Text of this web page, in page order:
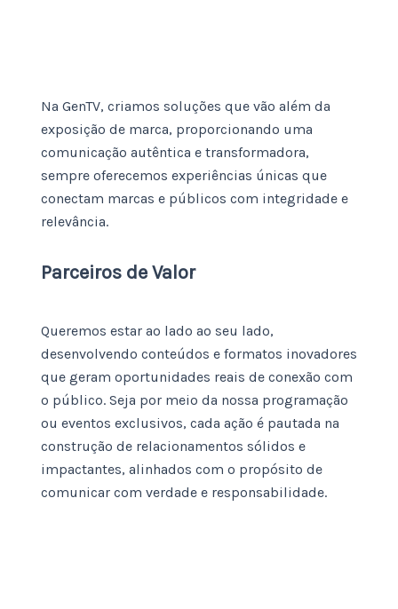
Na GenTV, criamos soluções que vão além da
exposição de marca, proporcionando uma
comunicação autêntica e transformadora,
sempre oferecemos experiências únicas que
conectam marcas e públicos com integridade e
relevância.
Parceiros de Valor
Queremos estar ao lado ao seu lado,
desenvolvendo conteúdos e formatos inovadores
que geram oportunidades reais de conexão com
o público. Seja por meio da nossa programação
ou eventos exclusivos, cada ação é pautada na
construção de relacionamentos sólidos e
impactantes, alinhados com o propósito de
comunicar com verdade e responsabilidade.